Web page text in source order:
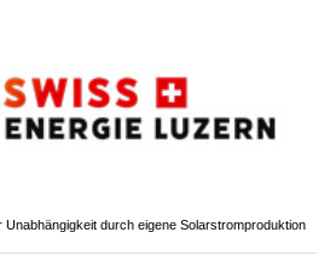
durch eigene Solarstromproduktion